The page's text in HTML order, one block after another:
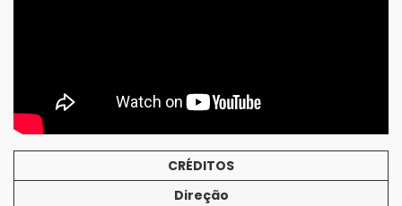
CRÉDITOS
Direção